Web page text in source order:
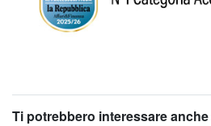
Ti potrebbero interessare